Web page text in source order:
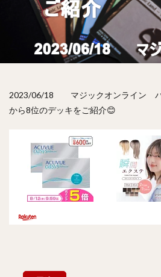
2023/06/18 マジックオンライン
から8位のデッキをご紹介😊